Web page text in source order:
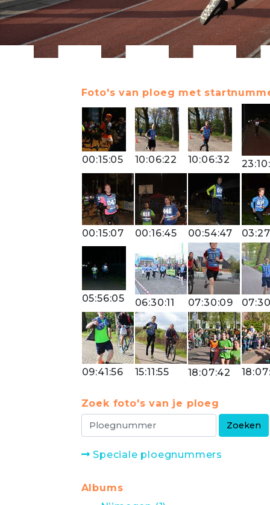
Foto's van ploeg met
00:15:05 10:06:22 10:06:32
00:15:07 00:16:45 00:54:47
05:56:05 06:30:11 07:30:09
09:41:56 15:11:55 18:07:42
Zoek foto's van je ploeg
Speciale ploegnummers
Albums